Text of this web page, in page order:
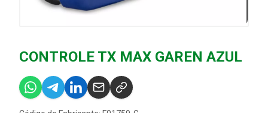
CONTROLE TX MAX GAREN AZUL